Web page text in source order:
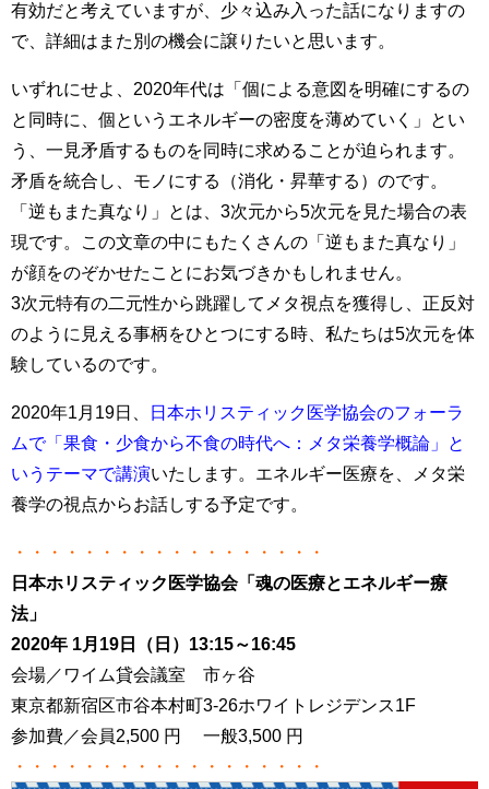
有効だと考えていますが、少々込み入った話になりますの
で、詳細はまた別の機会に譲りたいと思います。
いずれにせよ、2020年代は「個による意図を明確にするの
と同時に、個というエネルギーの密度を薄めていく」とい
う、一見矛盾するものを同時に求めることが迫られます。
矛盾を統合し、モノにする（消化・昇華する）のです。
「逆もまた真なり」とは、3次元から5次元を見た場合の表
現です。この文章の中にもたくさんの「逆もまた真なり」
が顔をのぞかせたことにお気づきかもしれません。
3次元特有の二元性から跳躍してメタ視点を獲得し、正反対
のように見える事柄をひとつにする時、私たちは5次元を体
験しているのです。
2020年1月19日、
日本ホリスティック医学協会のフォーラ
ムで「果食・少食から不食の時代へ：メタ栄養学概論」と
いうテーマで講演いたします。エネルギー医療を、メタ栄
養学の視点からお話しする予定です。
・・・・・・・・・・・・・・・・・・
日本ホリスティック医学協会「魂の医療とエネルギー療
法」
2020年 1月19日（日）13:15～16:45
会場／ワイム貸会議室 市ヶ谷
東京都新宿区市谷本村町3-26ホワイトレジデンス1F
参加費／会員2,500 円 一般3,500 円
・・・・・・・・・・・・・・・・・・